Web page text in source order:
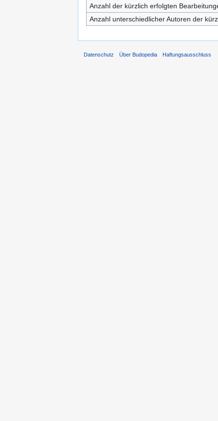
Anzahl der kürzlich erfolgten
Anzahl unterschiedlicher Autoren der
Datenschutz Über Budopedia Haftungsausschluss